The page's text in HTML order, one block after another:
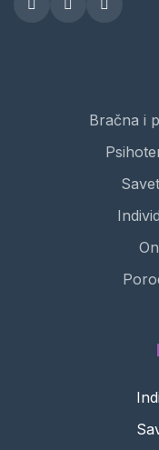
Bračna i